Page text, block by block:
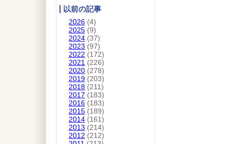
以前の記事
2026 (4)
2025 (9)
2024 (37)
2023 (97)
2022 (172)
2021 (226)
2020 (278)
2019 (203)
2018 (211)
2017 (183)
2016 (183)
2015 (189)
2014 (161)
2013 (214)
2012 (212)